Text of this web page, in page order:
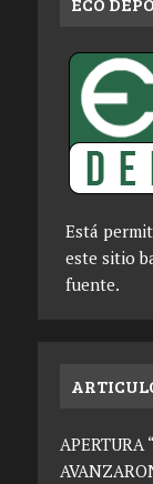
Está
este sitio
fuente.
APERTURA